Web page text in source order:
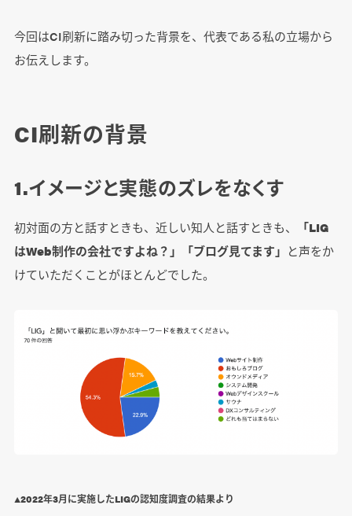
今回はCI刷新に踏み切った背景を、代表である私の立場から
お伝えします。
CI刷新の背景
1.イメージと実態のズレをなくす
初対面の方と話すときも、近しい知人と話すときも、
「LIG
はWeb制作の会社ですよね？」
「ブログ見てます」 と声をか
けていただくことがほとんどでした。
▲2022年3月に実施したLIGの認知度調査の結果より